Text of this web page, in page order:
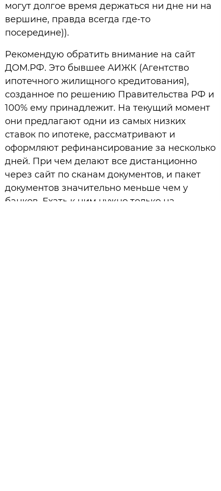
могут долгое время держаться ни дне ни на
вершине, правда всегда где-то
посередине)).
Рекомендую обратить внимание на сайт
ДОМ.РФ. Это бывшее АИЖК (Агентство
ипотечного жилищного кредитования),
созданное по решению Правительства РФ и
100% ему принадлежит. На текущий момент
они предлагают одни из самых низких
ставок по ипотеке, рассматривают и
оформляют рефинансирование за несколько
дней. При чем делают все дистанционно
через сайт по сканам документов, и пакет
документов значительно меньше чем у
банков. Ехать к ним нужно только на